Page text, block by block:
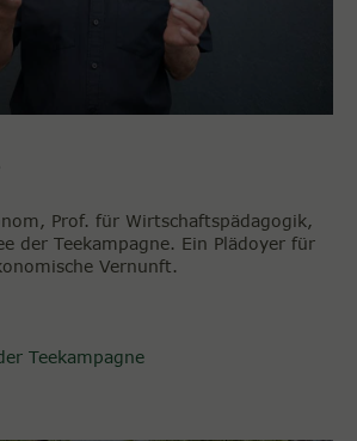
Prof. für Wirtschaftspädagogik,
der Teekampagne. Ein Plädoyer für
Vernunft.
Teekampagne